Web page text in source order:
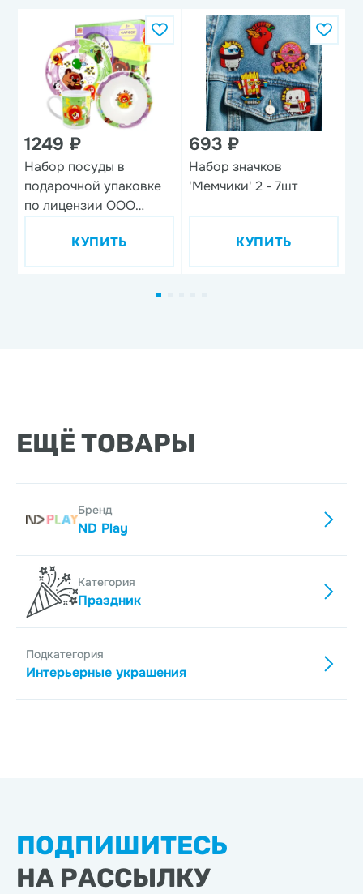
1249 ₽
Набор посуды в
подарочной упаковке
по лицензии ООО
дизайн 1, 3 предмета,
фарфор
КУПИТЬ
693 ₽
Набор значков
'Мемчики' 2 - 7шт
КУПИТЬ
ЕЩЁ ТОВАРЫ
Бренд
ND Play
Категория
Праздник
Подкатегория
Интерьерные украшения
ПОДПИШИТЕСЬ
НА РАССЫЛКУ